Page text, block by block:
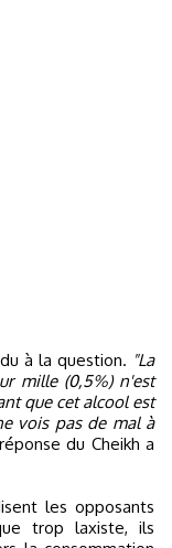
à la question. "La
mille (0,5%) n'est
que cet alcool est
vois pas de mal à
du Cheikh a
les opposants
trop laxiste, ils